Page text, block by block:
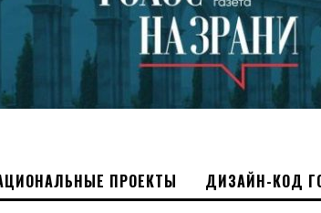
ПРОЕКТЫ ДИЗАЙН-КОД